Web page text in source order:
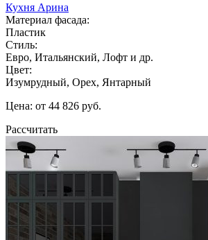
Кухня Арина
Материал фасада:
Пластик
Стиль:
Евро, Итальянский, Лофт и др.
Цвет:
Изумрудный, Орех, Янтарный
Цена: от 44 826 руб.
Рассчитать